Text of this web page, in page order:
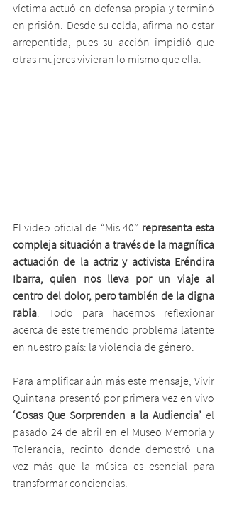
víctima actuó en defensa propia y terminó
en prisión. Desde su celda, afirma no estar
arrepentida, pues su acción impidió que
otras mujeres vivieran lo mismo que ella.
El video oficial de “Mis 40” representa esta
compleja situación a través de la magnífica
actuación de la actriz y activista Eréndira
Ibarra, quien nos lleva por un viaje al
centro del dolor, pero también de la digna
rabia . Todo para hacernos reflexionar
acerca de este tremendo problema latente
en nuestro país: la violencia de género.
Para amplificar aún más este mensaje, Vivir
‘Cosas Que Sorprenden a la Audiencia’ el
pasado 24 de abril en el Museo Memoria y
Tolerancia, recinto donde demostró una
vez más que la música es esencial para
transformar conciencias.